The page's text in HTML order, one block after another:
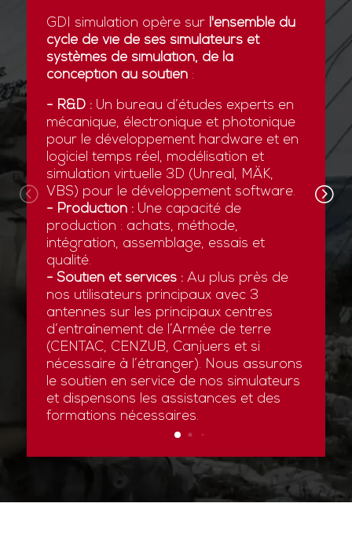
GDI simulation opère sur l'ensemble du
cycle de vie de ses simulateurs et
systèmes de simulation, de la
conception au soutien:
- R&D :Un bureau d’études experts en
mécanique, électronique et photonique
pour le développement hardware et en
logiciel temps réel, modélisation et
simulation virtuelle 3D (Unreal, MÄK,
VBS) pour le développement software.
- Production :Une capacité de
production : achats, méthode,
intégration, assemblage, essais et
qualité.
- Soutien et services :Au plus près de
nos utilisateurs principaux avec 3
antennes sur les principaux centres
d’entraînement de l’Armée de terre
(CENTAC, CENZUB, Canjuers et si
nécessaire à l’étranger). Nous assurons
le soutien en service de nos simulateurs
et dispensons les assistances et des
formations nécessaires.